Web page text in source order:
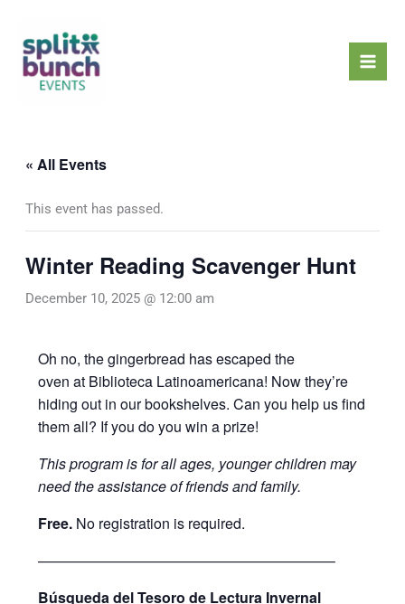
content
« All Events
This event has passed.
Winter Reading Scavenger Hunt
December 10, 2025 @ 12:00 am
Oh no, the gingerbread has escaped the
oven at Biblioteca Latinoamericana! Now they’re
hiding out in our bookshelves. Can you help us find
them all? If you do you win a prize!
This program is for all ages, younger children may
need the assistance of friends and family.
Free. No registration is required.
————————————————————–
Búsqueda del Tesoro de Lectura Invernal